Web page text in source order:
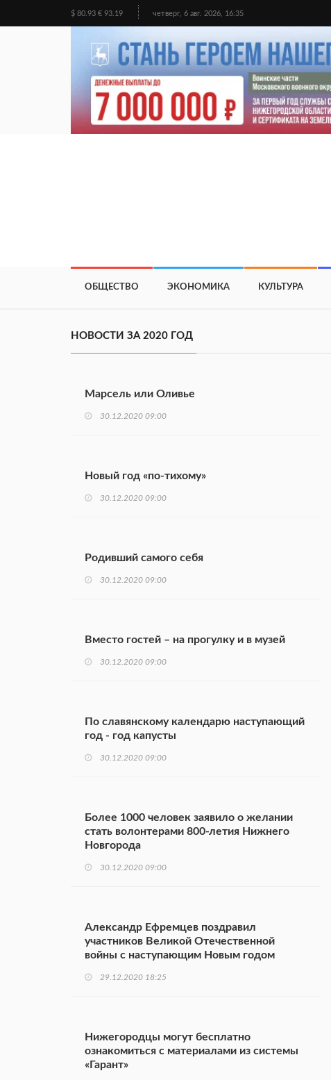
$ 80.93 € 93.19 четверг, 6 авг. 2026, 16:35
ОБЩЕСТВО ЭКОНОМИКА КУЛЬТУРА
НОВОСТИ ЗА 2020 ГОД
Марсель или Оливье
30.12.2020 09:00
Новый год «по-тихому»
30.12.2020 09:00
Родивший самого себя
30.12.2020 09:00
Вместо гостей – на прогулку и в музей
30.12.2020 09:00
По славянскому календарю наступающий
год - год капусты
30.12.2020 09:00
Более 1000 человек заявило о желании
стать волонтерами 800-летия Нижнего
Новгорода
30.12.2020 09:00
Александр Ефремцев поздравил
участников Великой Отечественной
войны с наступающим Новым годом
29.12.2020 18:25
Нижегородцы могут бесплатно
ознакомиться с материалами из системы
«Гарант»